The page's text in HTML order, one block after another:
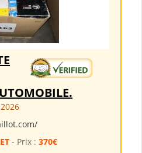
- Prix : 370€